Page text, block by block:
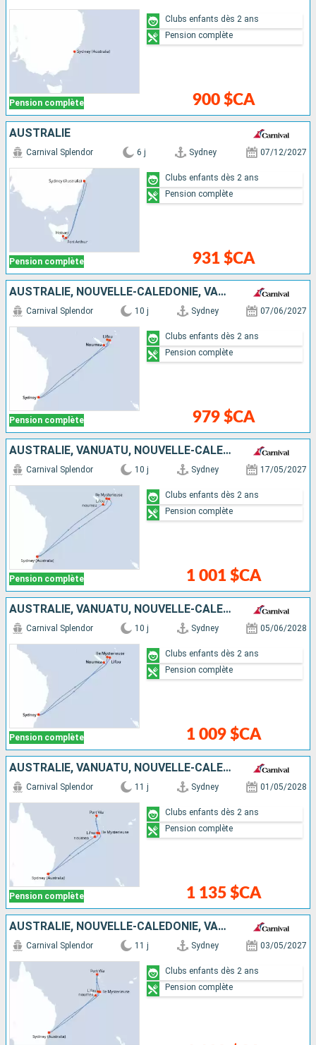
Pension complète 900 $CA
Clubs enfants dès 2 ans
Pension complète
AUSTRALIE
Pension complète
Carnival Splendor 6 j Sydney 07/12/2027
931 $CA
Clubs enfants dès 2 ans
Pension complète
AUSTRALIE, NOUVELLE-CALÉDONIE, VANUATU
Pension complète
Carnival Splendor 10 j Sydney 07/06/2027
979 $CA
Clubs enfants dès 2 ans
Pension complète
AUSTRALIE, VANUATU, NOUVELLE-CALÉDONIE
Pension complète
Carnival Splendor 10 j Sydney 17/05/2027
1 001 $CA
Clubs enfants dès 2 ans
Pension complète
AUSTRALIE, VANUATU, NOUVELLE-CALÉDONIE
Pension complète
Carnival Splendor 10 j Sydney 05/06/2028
1 009 $CA
Clubs enfants dès 2 ans
Pension complète
AUSTRALIE, VANUATU, NOUVELLE-CALÉDONIE
Pension complète
Carnival Splendor 11 j Sydney 01/05/2028
1 135 $CA
Clubs enfants dès 2 ans
Pension complète
AUSTRALIE, NOUVELLE-CALÉDONIE, VANUATU
Carnival Splendor 11 j Sydney 03/05/2027
Clubs enfants dès 2 ans
Pension complète